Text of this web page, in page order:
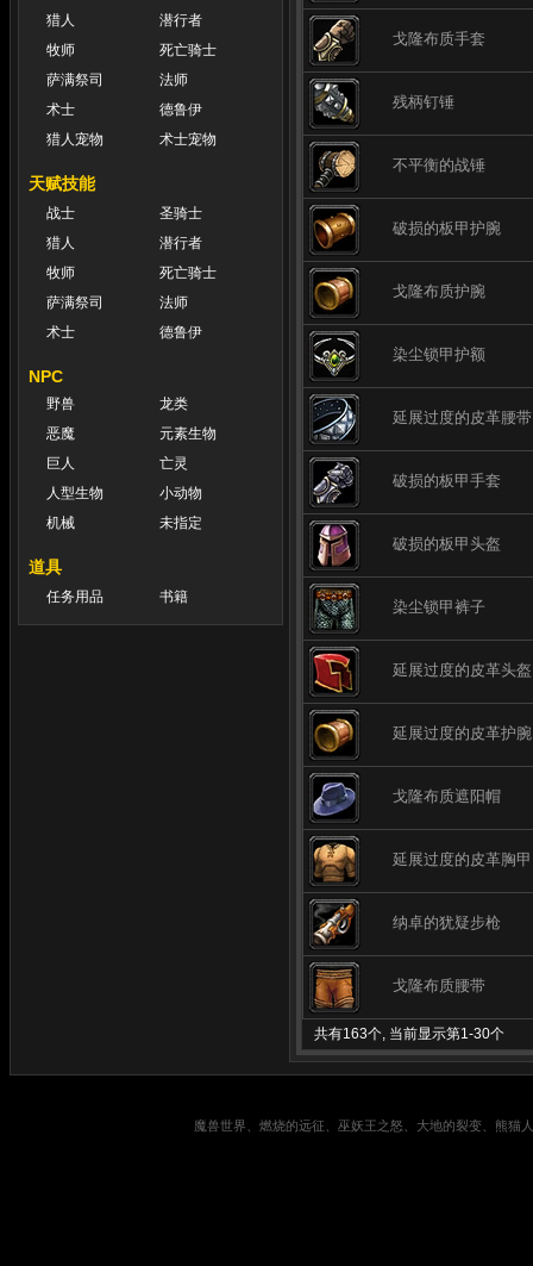
猎人
潜行者
牧师
死亡骑士
萨满祭司
法师
术士
德鲁伊
猎人宠物
术士宠物
天赋技能
战士
圣骑士
猎人
潜行者
牧师
死亡骑士
萨满祭司
法师
术士
德鲁伊
NPC
野兽
龙类
恶魔
元素生物
巨人
亡灵
人型生物
小动物
机械
未指定
道具
任务用品 书籍
戈隆布质手套
残柄钉锤
不平衡的战锤
破损的板甲护腕
戈隆布质护腕
染尘锁甲护额
延展过度的皮革腰带
破损的板甲手套
破损的板甲头盔
染尘锁甲裤子
延展过度的皮革头盔
延展过度的皮革护腕
戈隆布质遮阳帽
延展过度的皮革胸甲
纳卓的犹疑步枪
戈隆布质腰带
共有163个, 当前显示第1-30个
魔兽世界、燃烧的远征、巫妖王之怒、大地的裂变、熊猫